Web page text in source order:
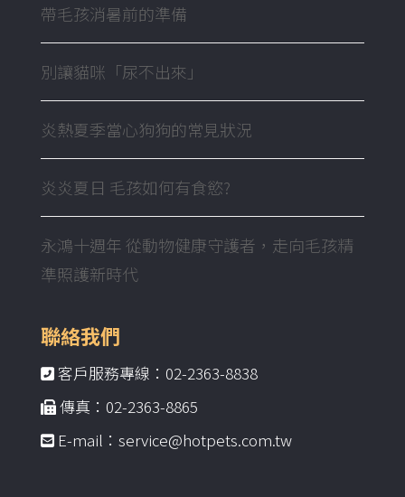
帶毛孩消暑前的準備
別讓貓咪「尿不出來」
炎熱夏季當心狗狗的常見狀況
炎炎夏日 毛孩如何有食慾?
永鴻十週年 從動物健康守護者，走向毛孩精
準照護新時代
聯絡我們
客戶服務專線：02-2363-8838
傳真：02-2363-8865
E-mail：service@hotpets.com.tw